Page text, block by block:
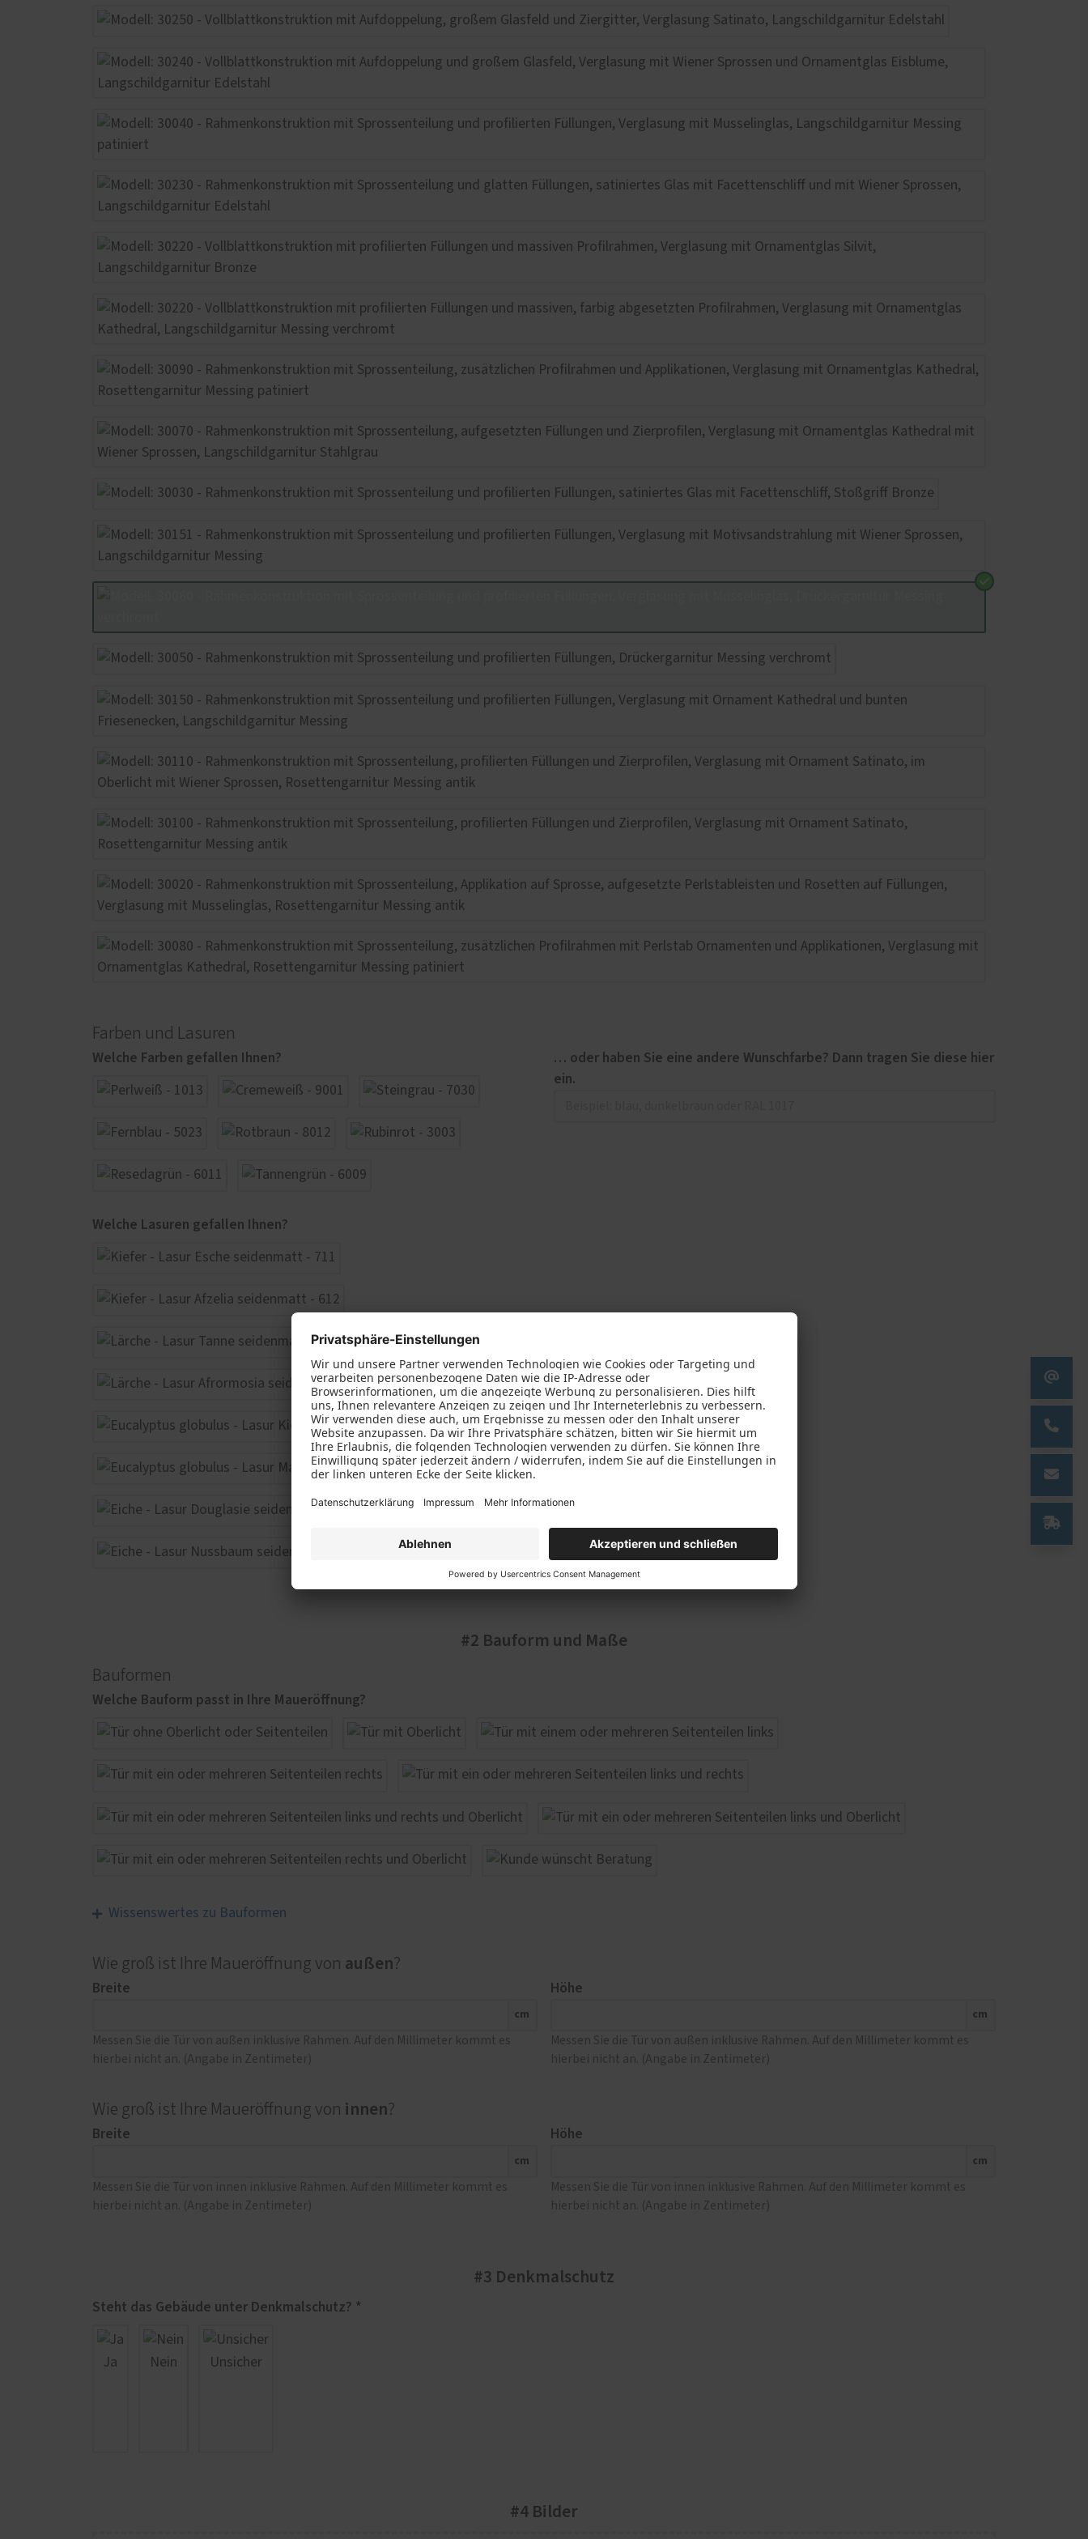
guten Haustür
KOtherm Laubengang 96 – das
Wärmedämmung
Farben und Lasuren
Welche Farben gefallen Ihnen?
Welche Lasuren gefallen Ihnen?
… oder haben Sie eine andere Wunschfarbe? Dann tragen Sie diese hier
ein.
#2 Bauform und Maße
Bauformen
Welche Bauform passt in Ihre Maueröffnung?
Wissenswertes zu Bauformen
Wie groß ist Ihre Maueröffnung von außen?
Breite
cm
Messen Sie die Tür von außen inklusive Rahmen. Auf den Millimeter kommt es
hierbei nicht an. (Angabe in Zentimeter)
Höhe
cm
Messen Sie die Tür von außen inklusive Rahmen. Auf den Millimeter kommt es
hierbei nicht an. (Angabe in Zentimeter)
Wie groß ist Ihre Maueröffnung von innen?
Breite
cm
Messen Sie die Tür von innen inklusive Rahmen. Auf den Millimeter kommt es
hierbei nicht an. (Angabe in Zentimeter)
Höhe
cm
Messen Sie die Tür von innen inklusive Rahmen. Auf den Millimeter kommt es
hierbei nicht an. (Angabe in Zentimeter)
#3 Denkmalschutz
Steht das Gebäude unter Denkmalschutz? *
Ja Nein Unsicher
#4 Bilder